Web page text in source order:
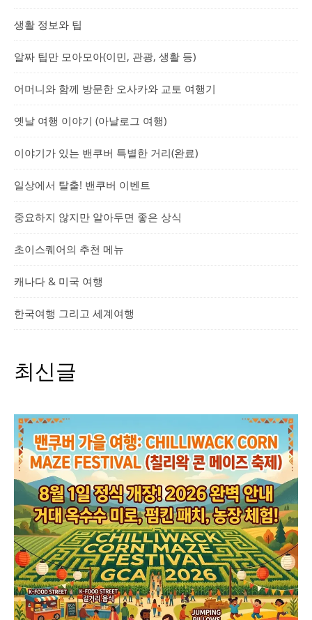
생활 정보와 팁
알짜 팁만 모아모아(이민, 관광, 생활 등)
어머니와 함께 방문한 오사카와 교토 여행기
옛날 여행 이야기 (아날로그 여행)
이야기가 있는 밴쿠버 특별한 거리(완료)
일상에서 탈출! 밴쿠버 이벤트
중요하지 않지만 알아두면 좋은 상식
초이스퀘어의 추천 메뉴
캐나다 & 미국 여행
한국여행 그리고 세계여행
최신글